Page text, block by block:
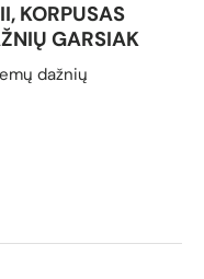
KORPUSAS
GARSIAK
dažnių